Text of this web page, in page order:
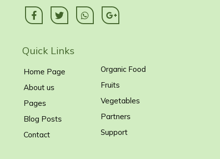
Quick Links
Home Page
About us
Pages
Blog Posts
Contact
Organic Food
Fruits
Vegetables
Partners
Support